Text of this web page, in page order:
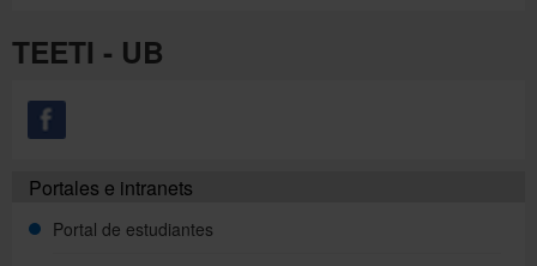
TEETI - UB
Portales e intranets
Portal de estudiantes